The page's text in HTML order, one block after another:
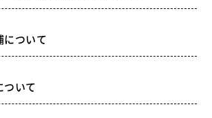
について
ついて